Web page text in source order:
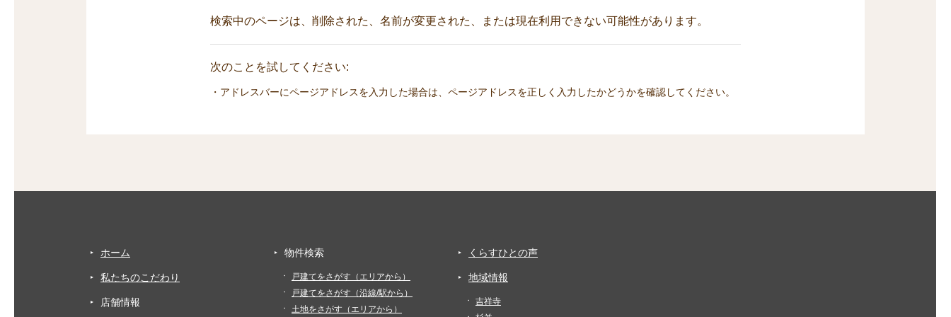
検索中のページは、削除された、名前が変更された、または現在利用できない可能性があります。
次のことを試してください:
・アドレスバーにページアドレスを入力した場合は、ページアドレスを正しく入力したかどうかを確認してください。
ホーム
私たちのこだわり
店舗情報
物件検索
戸建てをさがす（エリアから）
戸建てをさがす（沿線/駅から）
土地をさがす（エリアから）
くらすひとの声
地域情報
吉祥寺